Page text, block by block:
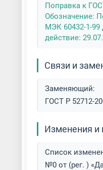
Поправка к
Обозначение:
МЭК 60432-1-99
действие:
Связи и
Заменяющий:
ГОСТ Р 52712-
Изменения и
Список
№0 от (рег. )